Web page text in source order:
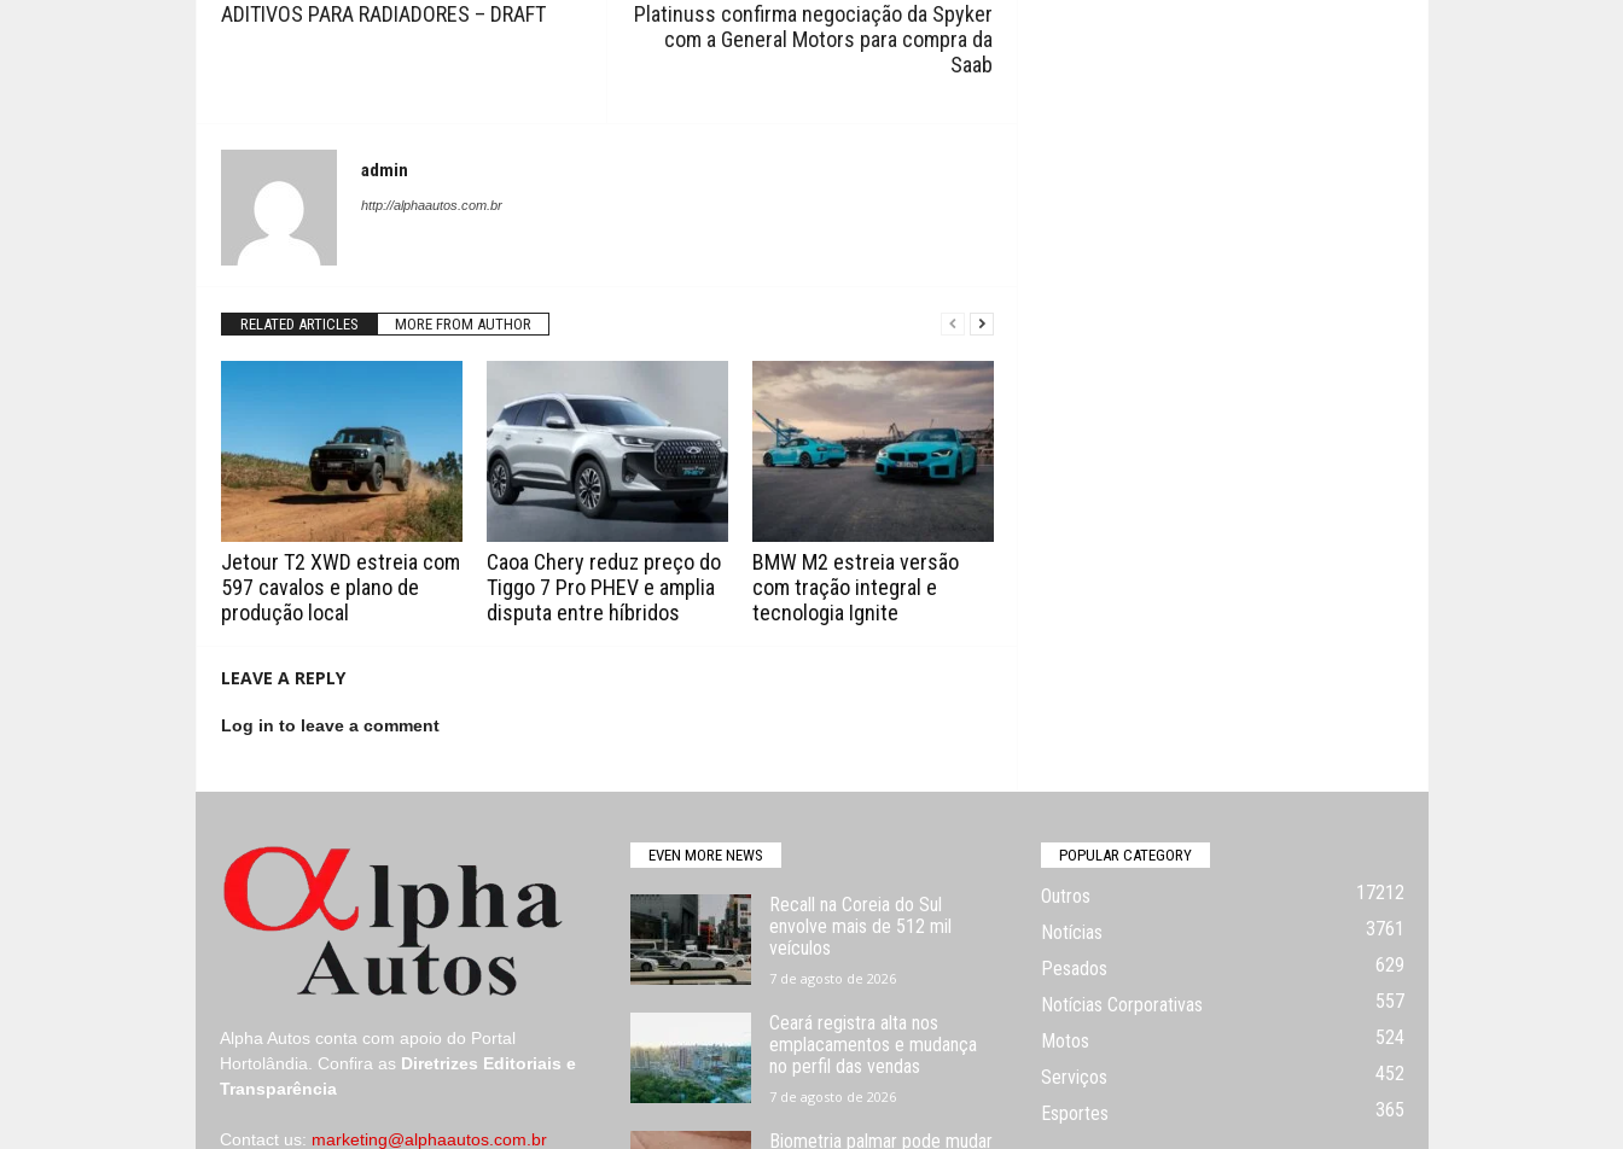
ADITIVOS PARA RADIADORES – DRAFT
Platinuss confirma negociação da Spyker
com a General Motors para compra da
Saab
admin
http://alphaautos.com.br
RELATED ARTICLES MORE FROM AUTHOR
Jetour T2 XWD estreia com
597 cavalos e plano de
produção local
Caoa Chery reduz preço do
Tiggo 7 Pro PHEV e amplia
disputa entre híbridos
BMW M2 estreia versão
com tração integral e
tecnologia Ignite
LEAVE A REPLY
Log in to leave a comment
Alpha Autos conta com apoio do Portal
Hortolândia.
Confira as Diretrizes Editoriais e
Transparência
Contact us: marketing@alphaautos.com.br
EVEN MORE NEWS
Recall na Coreia do Sul
envolve mais de 512 mil
veículos
7 de agosto de 2026
Ceará registra alta nos
emplacamentos e mudança
no perfil das vendas
7 de agosto de 2026
Biometria palmar pode mudar
POPULAR CATEGORY
Outros
17212
Notícias
3761
Pesados
629
Notícias Corporativas
557
Motos
524
Serviços
452
Esportes
365